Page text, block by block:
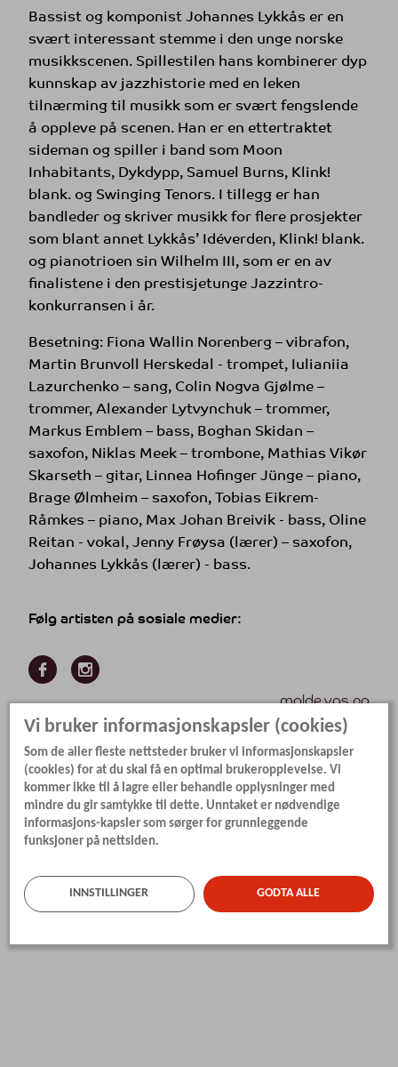
Bassist og komponist Johannes Lykkås er en
svært interessant stemme i den unge norske
musikkscenen. Spillestilen hans kombinerer dyp
kunnskap av jazzhistorie med en leken
tilnærming til musikk som er svært fengslende
å oppleve på scenen. Han er en ettertraktet
sideman og spiller i band som Moon
Inhabitants, Dykdypp, Samuel Burns, Klink!
blank. og Swinging Tenors. I tillegg er han
bandleder og skriver musikk for flere prosjekter
som blant annet Lykkås’ Idéverden, Klink! blank.
og pianotrioen sin Wilhelm III, som er en av
finalistene i den prestisjetunge Jazzintro-
konkurransen i år.
Besetning: Fiona Wallin Norenberg – vibrafon,
Martin Brunvoll Herskedal - trompet, Iulianiia
Lazurchenko – sang, Colin Nogva Gjølme –
trommer, Alexander Lytvynchuk – trommer,
Markus Emblem – bass, Boghan Skidan –
saxofon, Niklas Meek – trombone, Mathias Vikør
Skarseth – gitar, Linnea Hofinger Jünge – piano,
Brage Ølmheim – saxofon, Tobias Eikrem-
Råmkes – piano, Max Johan Breivik - bass, Oline
Reitan - vokal, Jenny Frøysa (lærer) – saxofon,
Johannes Lykkås (lærer) - bass.
Følg artisten på sosiale medier:
molde.vgs.no
Vi bruker informasjonskapsler (cookies)
Som de aller fleste nettsteder bruker vi informasjonskapsler
(cookies) for at du skal få en optimal brukeropplevelse. Vi
kommer ikke til å lagre eller behandle opplysninger med
mindre du gir samtykke til dette. Unntaket er nødvendige
informasjons-kapsler som sørger for grunnleggende
funksjoner på nettsiden.
INNSTILLINGER GODTA ALLE